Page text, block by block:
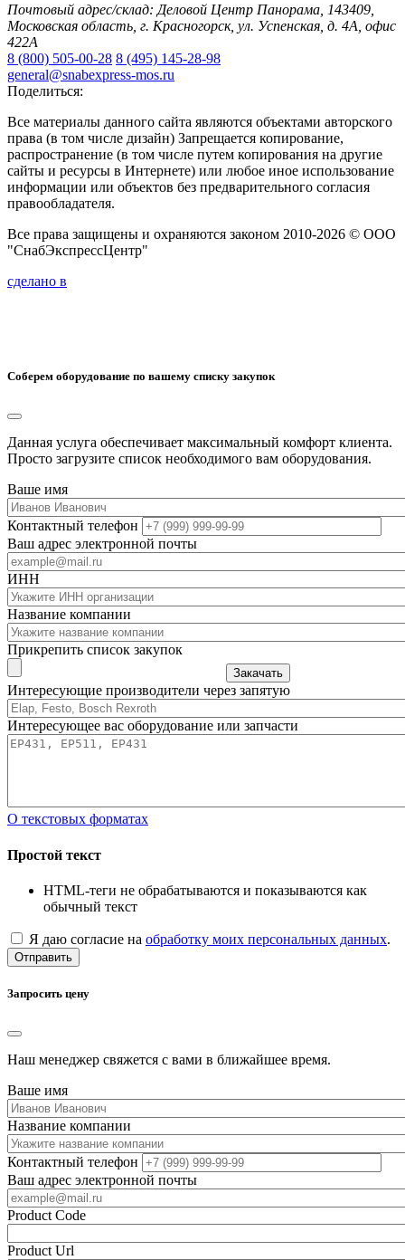
Почтовый адрес/склад: Деловой Центр Панорама, 143409,
Московская область, г. Красногорск, ул. Успенская, д. 4А, офис
422А
8 (800) 505-00-28 8 (495) 145-28-98
general@snabexpress-mos.ru
Поделиться:
Все материалы данного сайта являются объектами авторского
права (в том числе дизайн) Запрещается копирование,
распространение (в том числе путем копирования на другие
сайты и ресурсы в Интернете) или любое иное использование
информации или объектов без предварительного согласия
правообладателя.
Все права защищены и охраняются законом 2010-2026 © ООО
"СнабЭкспрессЦентр"
сделано в
Соберем оборудование по вашему списку закупок
Данная услуга обеспечивает максимальный комфорт клиента.
Просто загрузите список необходимого вам оборудования.
Ваше имя
Контактный телефон
Ваш адрес электронной почты
ИНН
Название компании
Прикрепить список закупок
Закачать
Интересующие производители через запятую
Интересующее вас оборудование или запчасти
О текстовых форматах
Простой текст
HTML-теги не обрабатываются и показываются как
обычный текст
Я даю согласие на обработку моих персональных данных.
Отправить
Запросить цену
Наш менеджер свяжется с вами в ближайшее время.
Ваше имя
Название компании
Контактный телефон
Ваш адрес электронной почты
Product Code
Product Url